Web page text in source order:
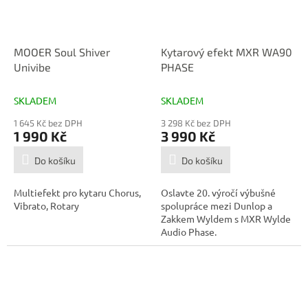
MOOER Soul Shiver
Univibe
SKLADEM
1 645 Kč bez DPH
1 990 Kč
Do košíku
Multiefekt pro kytaru Chorus,
Vibrato, Rotary
Kytarový efekt MXR WA90
PHASE
SKLADEM
3 298 Kč bez DPH
3 990 Kč
Do košíku
Oslavte 20. výročí výbušné
spolupráce mezi Dunlop a
Zakkem Wyldem s MXR Wylde
Audio Phase.